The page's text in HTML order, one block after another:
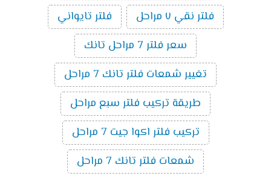
فلتر نقي ٧ مراحل
فلتر تايواني
سعر فلتر 7 مراحل تانك
تغيير شمعات فلتر تانك 7 مراحل
طريقة تركيب فلتر سبع مراحل
تركيب فلتر اكوا جيت 7 مراحل
شمعات فلتر تانك 7 مراحل